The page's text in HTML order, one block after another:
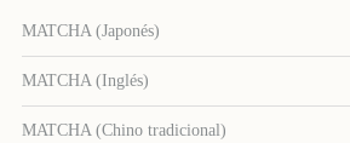
MATCHA (Japonés)
MATCHA (Inglés)
MATCHA (Chino tradicional)